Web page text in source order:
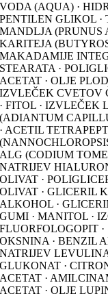
VODA (AQUA) ·
PENTILEN GLIKOL ·
MANDLJA (PRUNUS
KARITEJA
MAKADAMIJE
STEARATA ·
ACETAT · OLJE
IZVLEČEK CVETOV
· FITOL · IZVLEČEK
(ADIANTUM
· ACETIL
ALG (CODIUM
NATRIJEV
OLIVAT ·
OLIVAT · GLICERIL
ALKOHOL ·
GUMI · MANITOL ·
FLUORFOLOGOPIT
OKSNINA · BENZIL
NATRIJEV
GLUKONAT ·
ACETAT ·
ACETAT · OLJE